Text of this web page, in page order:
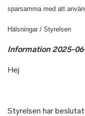
sparsamma med att
Hälsningar / Styrelsen
Information 2025-
Hej
Styrelsen har